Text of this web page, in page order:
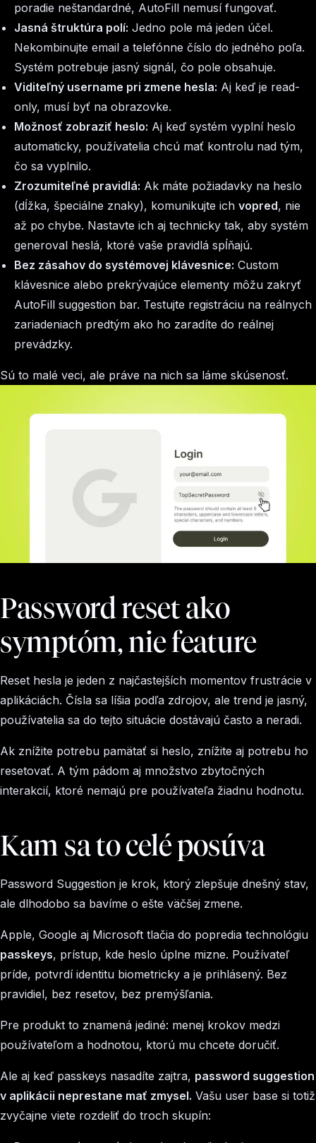
poradie neštandardné, AutoFill nemusí fungovať.
Jasná štruktúra polí: Jedno pole má jeden účel.
Nekombinujte email a telefónne číslo do jedného poľa.
Systém potrebuje jasný signál, čo pole obsahuje.
Viditeľný username pri zmene hesla: Aj keď je read-
only, musí byť na obrazovke.
Možnosť zobraziť heslo: Aj keď systém vyplní heslo
automaticky, používatelia chcú mať kontrolu nad tým,
čo sa vyplnilo.
Zrozumiteľné pravidlá: Ak máte požiadavky na heslo
(dĺžka, špeciálne znaky), komunikujte ich vopred, nie
až po chybe. Nastavte ich aj technicky tak, aby systém
generoval heslá, ktoré vaše pravidlá spĺňajú.
Bez zásahov do systémovej klávesnice: Custom
klávesnice alebo prekrývajúce elementy môžu zakryť
AutoFill suggestion bar. Testujte registráciu na reálnych
zariadeniach predtým ako ho zaradíte do reálnej
prevádzky.
Sú to malé veci, ale práve na nich sa láme skúsenosť.
Password reset ako
symptóm, nie feature
Reset hesla je jeden z najčastejších momentov frustrácie v
aplikáciách. Čísla sa líšia podľa zdrojov, ale trend je jasný,
používatelia sa do tejto situácie dostávajú často a neradi.
Ak znížite potrebu pamätať si heslo, znížite aj potrebu ho
resetovať. A tým pádom aj množstvo zbytočných
interakcií, ktoré nemajú pre používateľa žiadnu hodnotu.
Kam sa to celé posúva
Password Suggestion je krok, ktorý zlepšuje dnešný stav,
ale dlhodobo sa bavíme o ešte väčšej zmene.
Apple, Google aj Microsoft tlačia do popredia technológiu
passkeys, prístup, kde heslo úplne mizne. Používateľ
príde, potvrdí identitu biometricky a je prihlásený. Bez
pravidiel, bez resetov, bez premýšľania.
Pre produkt to znamená jediné: menej krokov medzi
používateľom a hodnotou, ktorú mu chcete doručiť.
Ale aj keď passkeys nasadíte zajtra, password suggestion
v aplikácii neprestane mať zmysel. Vašu user base si totiž
zvyčajne viete rozdeliť do troch skupín: